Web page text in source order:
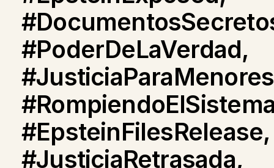
#PoderDeLaVerdad,
#EpsteinFilesRelease,
#JusticiaRetrasada,